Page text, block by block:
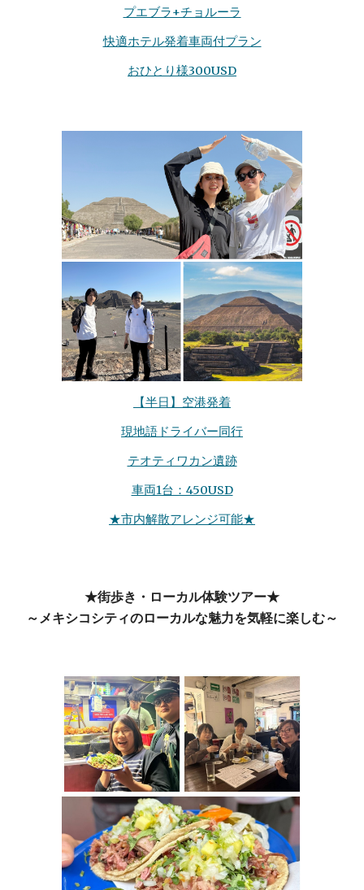
プエブラ+チョルーラ
快適ホテル発着車両付プラン
おひとり様300USD
【半日】空港発着
現地語ドライバー同行
テオティワカン遺跡
車両1台：450USD
★市内解散アレンジ可能★
★街歩き・ローカル体験ツアー★
～メキシコシティのローカルな魅力を気軽に楽しむ～